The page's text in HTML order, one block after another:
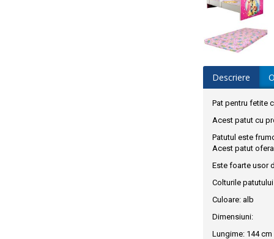
Descriere
Pat pentru fetite
Acest patut cu
Patutul este
Acest patut
Este foarte usor
Colturile
Culoare: alb
Dimensiuni:
Lungime: 144 cm